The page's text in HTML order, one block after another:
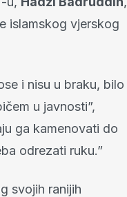
islamskog vjerskog
i nisu u braku, bilo
u javnosti”,
ga kamenovati do
odrezati ruku.”
svojih ranijih